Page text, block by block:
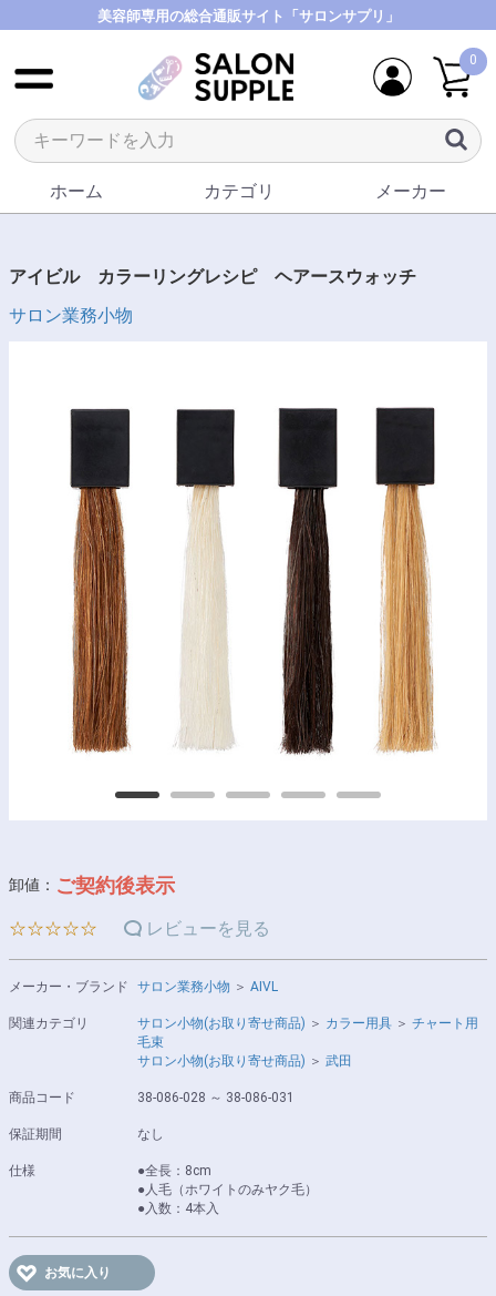
美容師専用の総合通販サイト「サロンサプリ」
0
ホーム カテゴリ メーカー
アイビル カラーリングレシピ ヘアースウォッチ
サロン業務小物
卸値： ご契約後表示
☆☆☆☆☆ レビューを見る
メーカー・ブランド サロン業務小物 ＞ AIVL
関連カテゴリ サロン小物(お取り寄せ商品) ＞ カラー用具 ＞ チャート用
毛束
サロン小物(お取り寄せ商品) ＞ 武田
商品コード 38-086-028 ～ 38-086-031
保証期間 なし
仕様
●全長：8cm
●人毛（ホワイトのみヤク毛）
●入数：4本入
お気に入り